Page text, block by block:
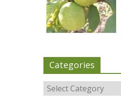
Categories
Categories